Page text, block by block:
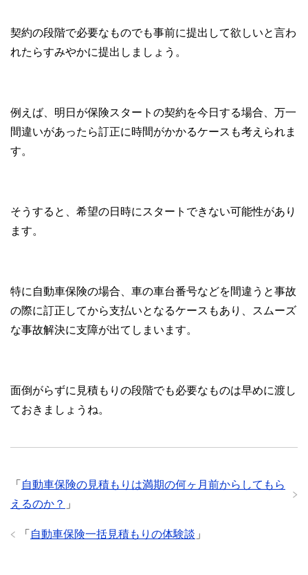
契約の段階で必要なものでも事前に提出して欲しいと言わ
れたらすみやかに提出しましょう。
例えば、明日が保険スタートの契約を今日する場合、万一
間違いがあったら訂正に時間がかかるケースも考えられま
す。
そうすると、希望の日時にスタートできない可能性があり
ます。
特に自動車保険の場合、車の車台番号などを間違うと事故
の際に訂正してから支払いとなるケースもあり、スムーズ
な事故解決に支障が出てしまいます。
面倒がらずに見積もりの段階でも必要なものは早めに渡し
ておきましょうね。
「 自動車保険の見積もりは満期の何ヶ月前からしてもら
えるのか？ 」
「 自動車保険一括見積もりの体験談 」